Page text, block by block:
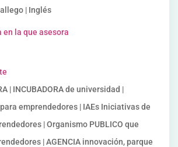
| Inglés
en la que asesora
| INCUBADORA de universidad |
para emprendedores | IAEs Iniciativas de
| Organismo PUBLICO que
| AGENCIA innovación, parque